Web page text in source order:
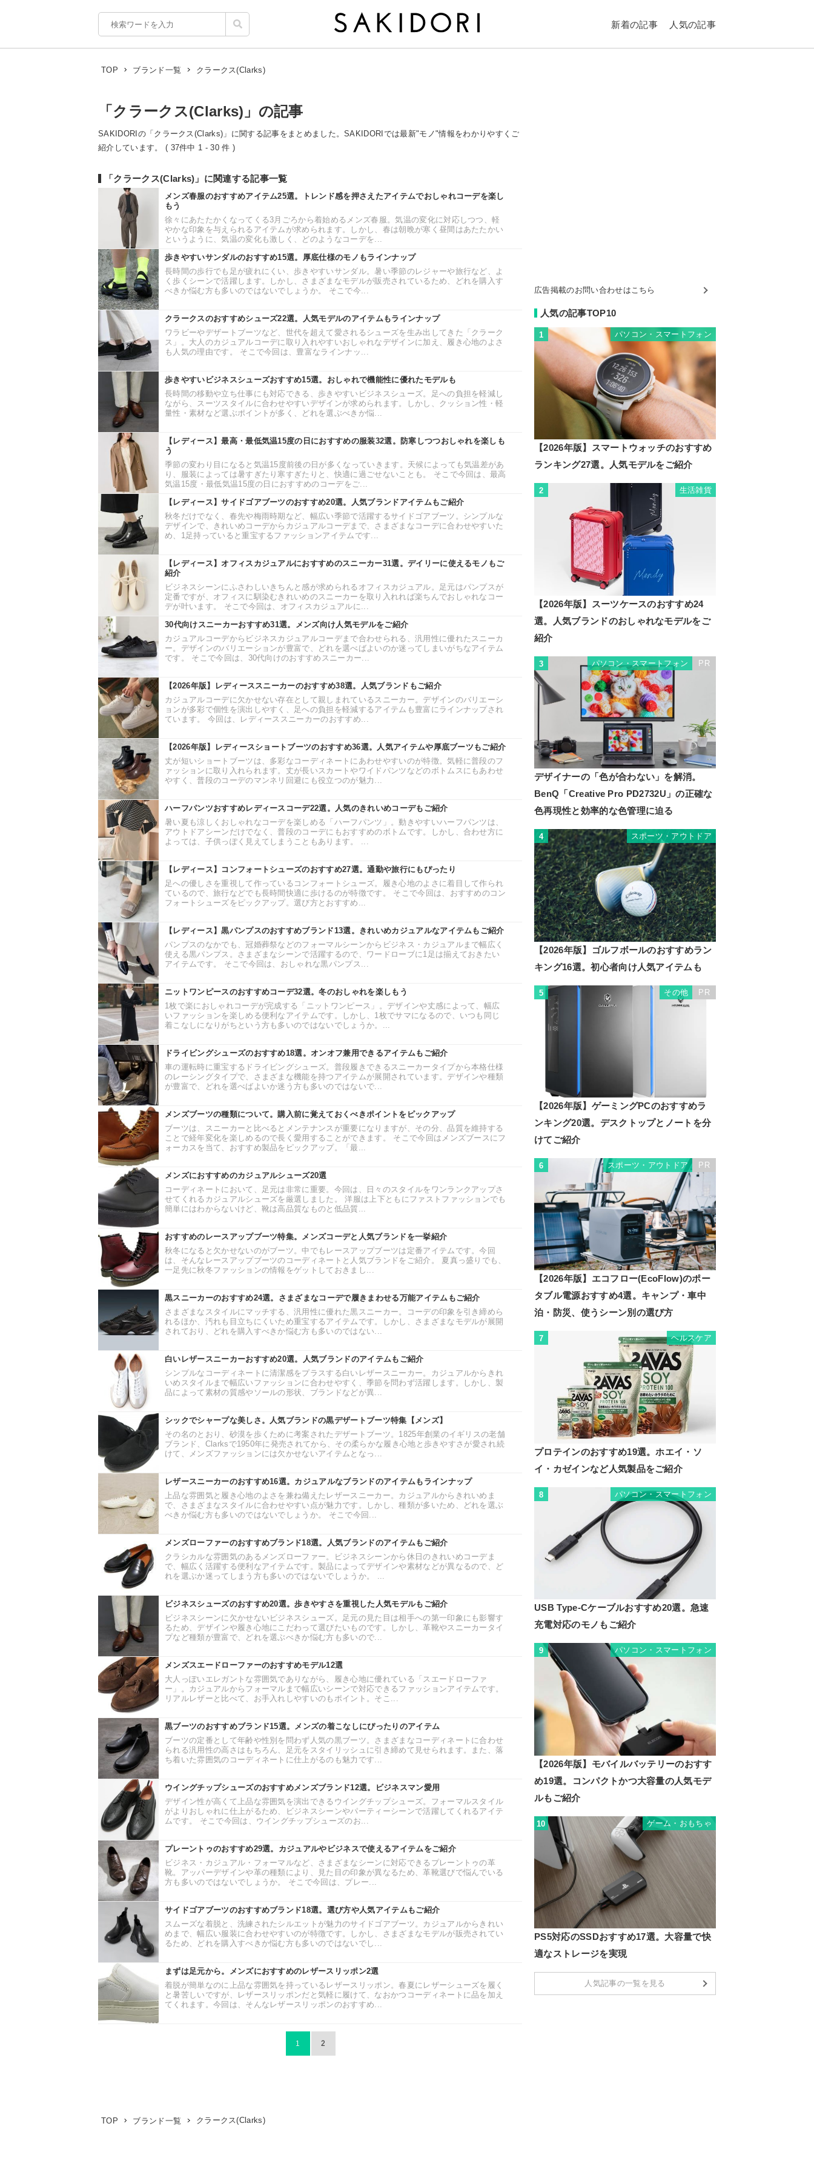
新着の記事 人気の記事
TOP ブランド一覧 クラークス(Clarks)
「クラークス(Clarks)」の記事
SAKIDORIの「クラークス(Clarks)」に関する記事をまとめました。SAKIDORIでは最新"モノ"情報をわかりやすくご
紹介しています。 ( 37件中 1 - 30 件 )
「クラークス(Clarks)」に関連する記事一覧
メンズ春服のおすすめアイテム25選。トレンド感を押さえたアイテムでおしゃれコーデを楽し
もう
徐々にあたたかくなってくる3月ごろから着始めるメンズ春服。気温の変化に対応しつつ、軽
やかな印象を与えられるアイテムが求められます。しかし、春は朝晩が寒く昼間はあたたかい
というように、気温の変化も激しく、どのようなコーデを...
歩きやすいサンダルのおすすめ15選。厚底仕様のモノもラインナップ
長時間の歩行でも足が疲れにくい、歩きやすいサンダル。暑い季節のレジャーや旅行など、よ
く歩くシーンで活躍します。しかし、さまざまなモデルが販売されているため、どれを購入す
べきか悩む方も多いのではないでしょうか。 そこで今...
クラークスのおすすめシューズ22選。人気モデルのアイテムもラインナップ
ワラビーやデザートブーツなど、世代を超えて愛されるシューズを生み出してきた「クラーク
ス」。大人のカジュアルコーデに取り入れやすいおしゃれなデザインに加え、履き心地のよさ
も人気の理由です。 そこで今回は、豊富なラインナッ...
歩きやすいビジネスシューズおすすめ15選。おしゃれで機能性に優れたモデルも
長時間の移動や立ち仕事にも対応できる、歩きやすいビジネスシューズ。足への負担を軽減し
ながら、スーツスタイルに合わせやすいデザインが求められます。しかし、クッション性・軽
量性・素材など選ぶポイントが多く、どれを選ぶべきか悩...
【レディース】最高・最低気温15度の日におすすめの服装32選。防寒しつつおしゃれを楽しも
う
季節の変わり目になると気温15度前後の日が多くなっていきます。天候によっても気温差があ
り、服装によっては暑すぎたり寒すぎたりと、快適に過ごせないことも。 そこで今回は、最高
気温15度・最低気温15度の日におすすめのコーデをご...
【レディース】サイドゴアブーツのおすすめ20選。人気ブランドアイテムもご紹介
秋冬だけでなく、春先や梅雨時期など、幅広い季節で活躍するサイドゴアブーツ。シンプルな
デザインで、きれいめコーデからカジュアルコーデまで、さまざまなコーデに合わせやすいた
め、1足持っていると重宝するファッションアイテムです...
【レディース】オフィスカジュアルにおすすめのスニーカー31選。デイリーに使えるモノもご
紹介
ビジネスシーンにふさわしいきちんと感が求められるオフィスカジュアル。足元はパンプスが
定番ですが、オフィスに馴染むきれいめのスニーカーを取り入れれば楽ちんでおしゃれなコー
デが叶います。 そこで今回は、オフィスカジュアルに...
30代向けスニーカーおすすめ31選。メンズ向け人気モデルをご紹介
カジュアルコーデからビジネスカジュアルコーデまで合わせられる、汎用性に優れたスニーカ
ー。デザインのバリエーションが豊富で、どれを選べばよいのか迷ってしまいがちなアイテム
です。 そこで今回は、30代向けのおすすめスニーカー...
【2026年版】レディーススニーカーのおすすめ38選。人気ブランドもご紹介
カジュアルコーデに欠かせない存在として親しまれているスニーカー。デザインのバリエーシ
ョンが多彩で個性を演出しやすく、足への負担を軽減するアイテムも豊富にラインナップされ
ています。 今回は、レディーススニーカーのおすすめ...
【2026年版】レディースショートブーツのおすすめ36選。人気アイテムや厚底ブーツもご紹介
丈が短いショートブーツは、多彩なコーディネートにあわせやすいのが特徴。気軽に普段のフ
ァッションに取り入れられます。丈が長いスカートやワイドパンツなどのボトムスにもあわせ
やすく、普段のコーデのマンネリ回避にも役立つのが魅力...
ハーフパンツおすすめレディースコーデ22選。人気のきれいめコーデもご紹介
暑い夏も涼しくおしゃれなコーデを楽しめる「ハーフパンツ」。動きやすいハーフパンツは、
アウトドアシーンだけでなく、普段のコーデにもおすすめのボトムです。しかし、合わせ方に
よっては、子供っぽく見えてしまうこともあります。 ...
【レディース】コンフォートシューズのおすすめ27選。通勤や旅行にもぴったり
足への優しさを重視して作っているコンフォートシューズ。履き心地のよさに着目して作られ
ているので、旅行などでも長時間快適に歩けるのが特徴です。 そこで今回は、おすすめのコン
フォートシューズをピックアップ。選び方とおすすめ...
【レディース】黒パンプスのおすすめブランド13選。きれいめカジュアルなアイテムもご紹介
パンプスのなかでも、冠婚葬祭などのフォーマルシーンからビジネス・カジュアルまで幅広く
使える黒パンプス。さまざまなシーンで活躍するので、ワードローブに1足は揃えておきたい
アイテムです。 そこで今回は、おしゃれな黒パンプス...
ニットワンピースのおすすめコーデ32選。冬のおしゃれを楽しもう
1枚で楽におしゃれコーデが完成する「ニットワンピース」。デザインや丈感によって、幅広
いファッションを楽しめる便利なアイテムです。しかし、1枚でサマになるので、いつも同じ
着こなしになりがちという方も多いのではないでしょうか。...
ドライビングシューズのおすすめ18選。オンオフ兼用できるアイテムもご紹介
車の運転時に重宝するドライビングシューズ。普段履きできるスニーカータイプから本格仕様
のレーシングタイプで、さまざまな機能を持つアイテムが展開されています。デザインや種類
が豊富で、どれを選べばよいか迷う方も多いのではないで...
メンズブーツの種類について。購入前に覚えておくべきポイントをピックアップ
ブーツは、スニーカーと比べるとメンテナンスが重要になりますが、その分、品質を維持する
ことで経年変化を楽しめるので長く愛用することができます。 そこで今回はメンズブースにフ
ォーカスを当て、おすすめ製品をピックアップ。「最...
メンズにおすすめのカジュアルシューズ20選
コーディネートにおいて、足元は非常に重要。今回は、日々のスタイルをワンランクアップさ
せてくれるカジュアルシューズを厳選しました。 洋服は上下ともにファストファッションでも
簡単にはわからないけど、靴は高品質なものと低品質...
おすすめのレースアップブーツ特集。メンズコーデと人気ブランドを一挙紹介
秋冬になると欠かせないのがブーツ。中でもレースアップブーツは定番アイテムです。今回
は、そんなレースアップブーツのコーディネートと人気ブランドをご紹介。 夏真っ盛りでも、
一足先に秋冬ファッションの情報をゲットしておきまし...
黒スニーカーのおすすめ24選。さまざまなコーデで履きまわせる万能アイテムもご紹介
さまざまなスタイルにマッチする、汎用性に優れた黒スニーカー。コーデの印象を引き締めら
れるほか、汚れも目立ちにくいため重宝するアイテムです。しかし、さまざまなモデルが展開
されており、どれを購入すべきか悩む方も多いのではない...
白いレザースニーカーおすすめ20選。人気ブランドのアイテムもご紹介
シンプルなコーディネートに清潔感をプラスする白いレザースニーカー。カジュアルからきれ
いめスタイルまで幅広いファッションに合わせやすく、季節を問わず活躍します。しかし、製
品によって素材の質感やソールの形状、ブランドなどが異...
シックでシャープな美しさ。人気ブランドの黒デザートブーツ特集【メンズ】
その名のとおり、砂漠を歩くために考案されたデザートブーツ。1825年創業のイギリスの老舗
ブランド、Clarksで1950年に発売されてから、その柔らかな履き心地と歩きやすさが愛され続
けて、メンズファッションには欠かせないアイテムとなっ...
レザースニーカーのおすすめ16選。カジュアルなブランドのアイテムもラインナップ
上品な雰囲気と履き心地のよさを兼ね備えたレザースニーカー。カジュアルからきれいめま
で、さまざまなスタイルに合わせやすい点が魅力です。しかし、種類が多いため、どれを選ぶ
べきか悩む方も多いのではないでしょうか。 そこで今回...
メンズローファーのおすすめブランド18選。人気ブランドのアイテムもご紹介
クラシカルな雰囲気のあるメンズローファー。ビジネスシーンから休日のきれいめコーデま
で、幅広く活躍する便利なアイテムです。製品によってデザインや素材などが異なるので、ど
れを選ぶか迷ってしまう方も多いのではないでしょうか。 ...
ビジネスシューズのおすすめ20選。歩きやすさを重視した人気モデルもご紹介
ビジネスシーンに欠かせないビジネスシューズ。足元の見た目は相手への第一印象にも影響す
るため、デザインや履き心地にこだわって選びたいものです。しかし、革靴やスニーカータイ
プなど種類が豊富で、どれを選ぶべきか悩む方も多いので...
メンズスエードローファーのおすすめモデル12選
大人っぽいエレガントな雰囲気でありながら、履き心地に優れている「スエードローファ
ー」。カジュアルからフォーマルまで幅広いシーンで対応できるファッションアイテムです。
リアルレザーと比べて、お手入れしやすいのもポイント。そこ...
黒ブーツのおすすめブランド15選。メンズの着こなしにぴったりのアイテム
ブーツの定番として年齢や性別を問わず人気の黒ブーツ。さまざまなコーディネートに合わせ
られる汎用性の高さはもちろん、足元をスタイリッシュに引き締めて見せられます。また、落
ち着いた雰囲気のコーディネートに仕上がるのも魅力です...
ウイングチップシューズのおすすめメンズブランド12選。ビジネスマン愛用
デザイン性が高くて上品な雰囲気を演出できるウイングチップシューズ。フォーマルスタイル
がよりおしゃれに仕上がるため、ビジネスシーンやパーティーシーンで活躍してくれるアイテ
ムです。 そこで今回は、ウイングチップシューズのお...
プレーントゥのおすすめ29選。カジュアルやビジネスで使えるアイテムをご紹介
ビジネス・カジュアル・フォーマルなど、さまざまなシーンに対応できるプレーントゥの革
靴。アッパーデザインや革の種類により、見た目の印象が異なるため、革靴選びで悩んでいる
方も多いのではないでしょうか。 そこで今回は、プレー...
サイドゴアブーツのおすすめブランド18選。選び方や人気アイテムもご紹介
スムーズな着脱と、洗練されたシルエットが魅力のサイドゴアブーツ。カジュアルからきれい
めまで、幅広い服装に合わせやすいのが特徴です。しかし、さまざまなモデルが販売されてい
るため、どれを購入すべきか悩む方も多いのではないでし...
まずは足元から。メンズにおすすめのレザースリッポン2選
着脱が簡単なのに上品な雰囲気を持っているレザースリッポン。春夏にレザーシューズを履く
と暑苦しいですが、レザースリッポンだと気軽に履けて、なおかつコーディネートに品を加え
てくれます。今回は、そんなレザースリッポンのおすすめ...
1 2
TOP ブランド一覧 クラークス(Clarks)
広告掲載のお問い合わせはこちら
人気の記事TOP10
1 パソコン・スマートフォン
【2026年版】スマートウォッチのおすすめ
ランキング27選。人気モデルをご紹介
2 生活雑貨
【2026年版】スーツケースのおすすめ24
選。人気ブランドのおしゃれなモデルをご
紹介
3 パソコン・スマートフォン PR
デザイナーの「色が合わない」を解消。
BenQ「Creative Pro PD2732U」の正確な
色再現性と効率的な色管理に迫る
4 スポーツ・アウトドア
【2026年版】ゴルフボールのおすすめラン
キング16選。初心者向け人気アイテムも
5 その他 PR
【2026年版】ゲーミングPCのおすすめラ
ンキング20選。デスクトップとノートを分
けてご紹介
6 スポーツ・アウトドア PR
【2026年版】エコフロー(EcoFlow)のポー
タブル電源おすすめ4選。キャンプ・車中
泊・防災、使うシーン別の選び方
7 ヘルスケア
プロテインのおすすめ19選。ホエイ・ソ
イ・カゼインなど人気製品をご紹介
8 パソコン・スマートフォン
USB Type-Cケーブルおすすめ20選。急速
充電対応のモノもご紹介
9 パソコン・スマートフォン
【2026年版】モバイルバッテリーのおすす
め19選。コンパクトかつ大容量の人気モデ
ルもご紹介
10 ゲーム・おもちゃ
PS5対応のSSDおすすめ17選。大容量で快
適なストレージを実現
人気記事の一覧を見る